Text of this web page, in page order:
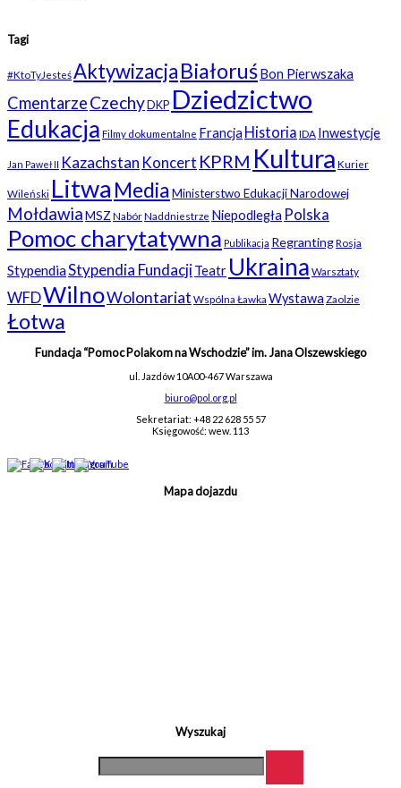
Tagi
#KtoTyJesteśAktywizacjaBiałoruśBon Pierwszaka
CmentarzeCzechyDKP Dziedzictwo
Edukacja Filmy dokumentalne Francja Historia IDA Inwestycje
Jan Paweł II Kazachstan Koncert KPRM Kultura Kurier
Wileński Litwa MediaMinisterstwo Edukacji Narodowej
MołdawiaMSZ NabórNaddniestrze Niepodległa Polska
Pomoc charytatywna Publikacja RegrantingRosja
StypendiaStypendia FundacjiTeatr Ukraina Warsztaty
WFDWilnoWolontariat Wspólna Ławka Wystawa Zaolzie
Łotwa
Fundacja “Pomoc Polakom na Wschodzie” im. Jana Olszewskiego
ul. Jazdów 10A00-467 Warszawa
biuro@pol.org.pl
Sekretariat: +48 22 628 55 57
Księgowość: wew. 113
Mapa dojazdu
Wyszukaj